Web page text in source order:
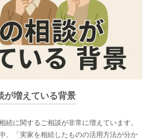
が増えている背景
続に関するご相談が非常に増えています。
、「実家を相続したものの活用方法が分か